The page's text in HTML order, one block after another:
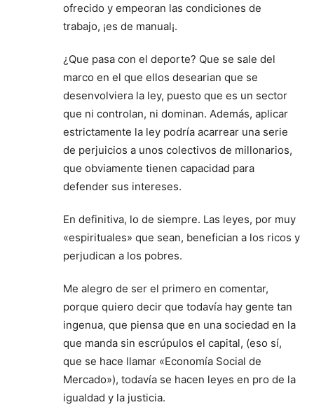
ofrecido y empeoran las condiciones de
trabajo, ¡es de manual¡.
¿Que pasa con el deporte? Que se sale del
marco en el que ellos desearian que se
desenvolviera la ley, puesto que es un sector
que ni controlan, ni dominan. Además, aplicar
estrictamente la ley podría acarrear una serie
de perjuicios a unos colectivos de millonarios,
que obviamente tienen capacidad para
defender sus intereses.
En definitiva, lo de siempre. Las leyes, por muy
«espirituales» que sean, benefician a los ricos y
perjudican a los pobres.
Me alegro de ser el primero en comentar,
porque quiero decir que todavía hay gente tan
ingenua, que piensa que en una sociedad en la
que manda sin escrúpulos el capital, (eso sí,
que se hace llamar «Economía Social de
Mercado»), todavía se hacen leyes en pro de la
igualdad y la justicia.